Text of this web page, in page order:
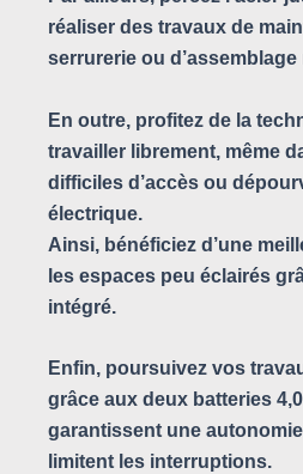
réaliser des travaux de
serrurerie ou d’assemblage
En outre, profitez de la
travailler librement, même
difficiles d’accès ou
électrique.
Ainsi, bénéficiez d’une
les espaces peu éclairés
intégré.
Enfin, poursuivez vos
grâce aux deux batteries
garantissent une
limitent les interruptions.